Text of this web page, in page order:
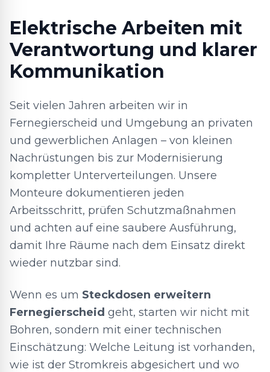
Elektrische Arbeiten mit
Verantwortung und klarer
Kommunikation
Seit vielen Jahren arbeiten wir in
Fernegierscheid und Umgebung an privaten
und gewerblichen Anlagen – von kleinen
Nachrüstungen bis zur Modernisierung
kompletter Unterverteilungen. Unsere
Monteure dokumentieren jeden
Arbeitsschritt, prüfen Schutzmaßnahmen
und achten auf eine saubere Ausführung,
damit Ihre Räume nach dem Einsatz direkt
wieder nutzbar sind.
Wenn es um Steckdosen erweitern
Fernegierscheid geht, starten wir nicht mit
Bohren, sondern mit einer technischen
Einschätzung: Welche Leitung ist vorhanden,
wie ist der Stromkreis abgesichert und wo